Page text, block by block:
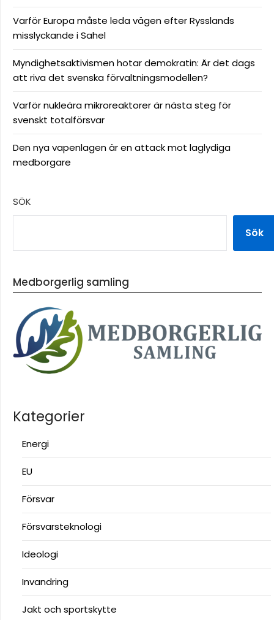
Varför Europa måste leda vägen efter Rysslands
misslyckande i Sahel
Myndighetsaktivismen hotar demokratin: Är det dags
att riva det svenska förvaltningsmodellen?
Varför nukleära mikroreaktorer är nästa steg för
svenskt totalförsvar
Den nya vapenlagen är en attack mot laglydiga
medborgare
SÖK
Sök
Medborgerlig samling
Kategorier
Energi
EU
Försvar
Försvarsteknologi
Ideologi
Invandring
Jakt och sportskytte